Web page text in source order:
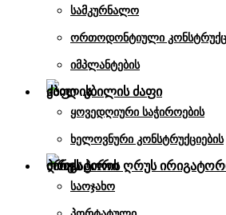
სამკურნალო
ორთოდონტიული
იმპლანტების
კბილის ძაფი
ყოვედღიური საჭიროების
ხელოვნური კონსტრუქციების
პირის ღრუს
საოჯახო